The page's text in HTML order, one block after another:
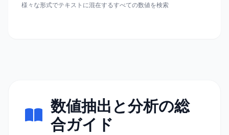
様々な形式でテキストに混在するすべての数値を検索
数値抽出と分析の総
合ガイド